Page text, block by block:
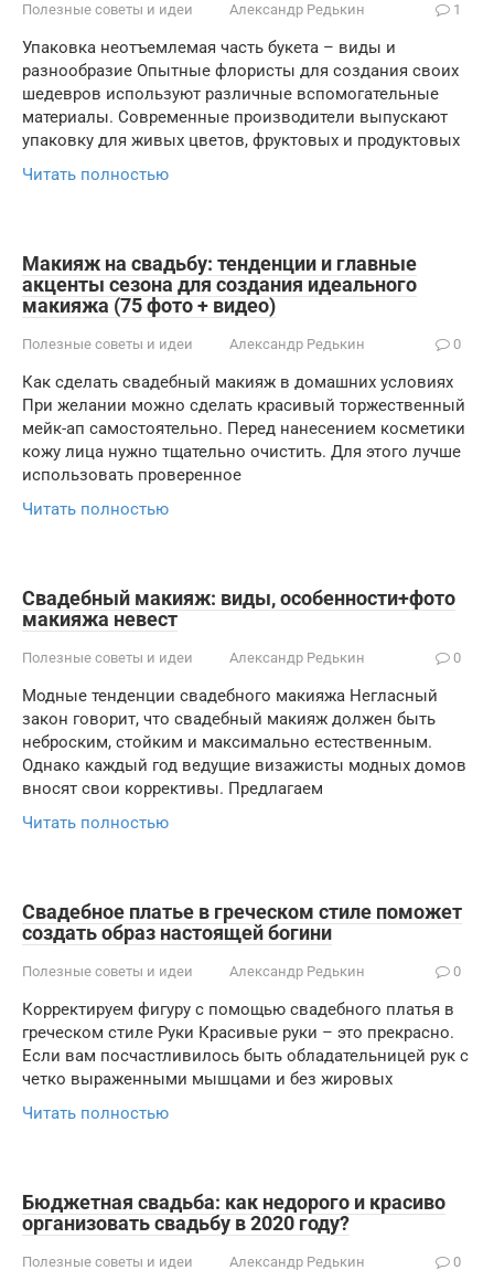
Полезные советы и идеи Александр Редькин 1
Упаковка неотъемлемая часть букета – виды и
разнообразие Опытные флористы для создания своих
шедевров используют различные вспомогательные
материалы. Современные производители выпускают
упаковку для живых цветов, фруктовых и продуктовых
Читать полностью
Макияж на свадьбу: тенденции и главные
акценты сезона для создания идеального
макияжа (75 фото + видео)
Полезные советы и идеи Александр Редькин 0
Как сделать свадебный макияж в домашних условиях
При желании можно сделать красивый торжественный
мейк-ап самостоятельно. Перед нанесением косметики
кожу лица нужно тщательно очистить. Для этого лучше
использовать проверенное
Читать полностью
Свадебный макияж: виды, особенности+фото
макияжа невест
Полезные советы и идеи Александр Редькин 0
Модные тенденции свадебного макияжа Негласный
закон говорит, что свадебный макияж должен быть
неброским, стойким и максимально естественным.
Однако каждый год ведущие визажисты модных домов
вносят свои коррективы. Предлагаем
Читать полностью
Свадебное платье в греческом стиле поможет
создать образ настоящей богини
Полезные советы и идеи Александр Редькин 0
Корректируем фигуру с помощью свадебного платья в
греческом стиле Руки Красивые руки – это прекрасно.
Если вам посчастливилось быть обладательницей рук с
четко выраженными мышцами и без жировых
Читать полностью
Бюджетная свадьба: как недорого и красиво
организовать свадьбу в 2020 году?
Полезные советы и идеи Александр Редькин 0